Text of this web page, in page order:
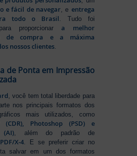
e fácil de navegar, e entrega
todo o Brasil. Tudo foi
proporcionara melhor
de compra e a máxima
nossos clientes.
de Ponta em Impressão
, você tem total liberdade para
nos principais formatos dos
mais utilizados, como
(CDR), Photoshop (PSD) e
, além do padrão de
X-4 . E se preferir criar no
salvar em um dos formatos